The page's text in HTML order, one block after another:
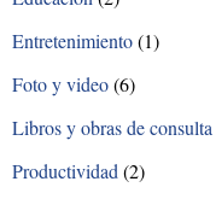
Entretenimiento(1)
Foto y video(6)
Libros y obras de consulta
Productividad (2)